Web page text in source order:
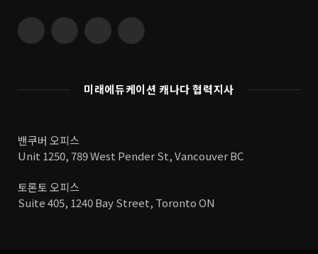
InstagramVimeo YouTube RSS
미래에듀케이션 캐나다 협력지사
밴쿠버 오피스
Unit 1250, 789 West Pender St, Vancouver BC
토론토 오피스
Suite 405, 1240 Bay Street, Toronto ON